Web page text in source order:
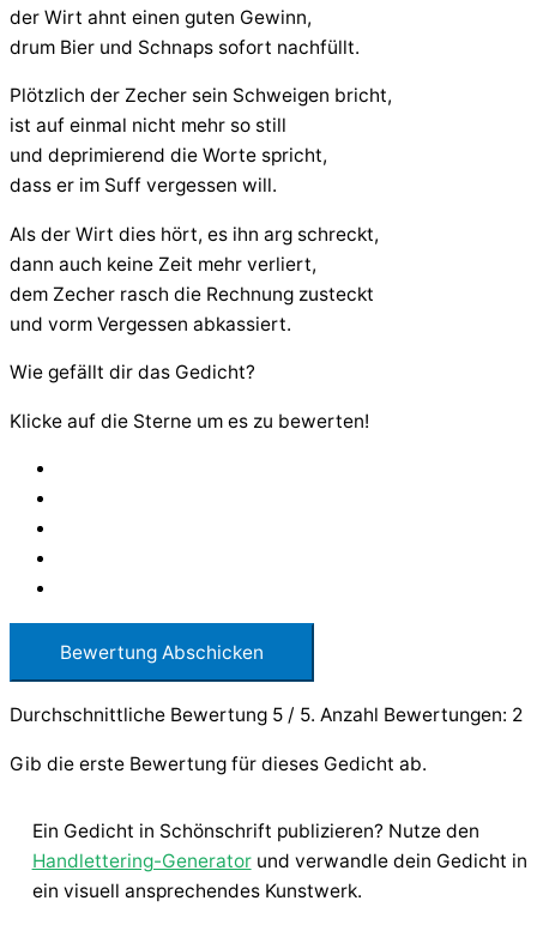
der Wirt ahnt einen guten Gewinn,
drum Bier und Schnaps sofort nachfüllt.
Plötzlich der Zecher sein Schweigen bricht,
ist auf einmal nicht mehr so still
und deprimierend die Worte spricht,
dass er im Suff vergessen will.
Als der Wirt dies hört, es ihn arg schreckt,
dann auch keine Zeit mehr verliert,
dem Zecher rasch die Rechnung zusteckt
und vorm Vergessen abkassiert.
Wie gefällt dir das Gedicht?
Klicke auf die Sterne um es zu bewerten!
Bewertung Abschicken
Durchschnittliche Bewertung 5 / 5. Anzahl Bewertungen: 2
Gib die erste Bewertung für dieses Gedicht ab.
Ein Gedicht in Schönschrift publizieren? Nutze den
Handlettering-Generatorund verwandle dein Gedicht in
ein visuell ansprechendes Kunstwerk.